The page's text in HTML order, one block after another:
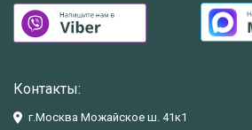
Контакты:
г.Москва Можайское ш. 41к1